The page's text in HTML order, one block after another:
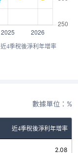
近4季稅後淨利年增率
數據單位：%
近4季稅後淨利年增率
2.08